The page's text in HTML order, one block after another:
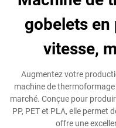
gobelets en
vitesse,
Augmentez votre
machine de
marché. Conçue pour
PP, PET et PLA, elle permet
offre une